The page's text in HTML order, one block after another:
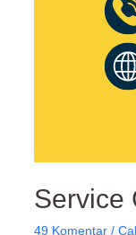
Service
49 Komentar /